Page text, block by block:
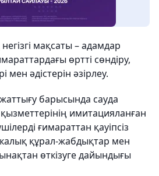
мақсаты – адамдар
өртті сөндіру,
мен әдістерін әзірлеу.
барысында сауда
имитацияланған
ғимараттан қауіпсіз
құрал-жабдықтар мен
өткізуге дайындығы